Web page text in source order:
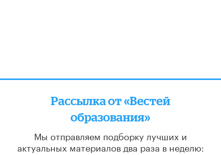
Рассылка от «Вестей
образования»
Мы отправляем подборку лучших и
актуальных материалов два раза в неделю: